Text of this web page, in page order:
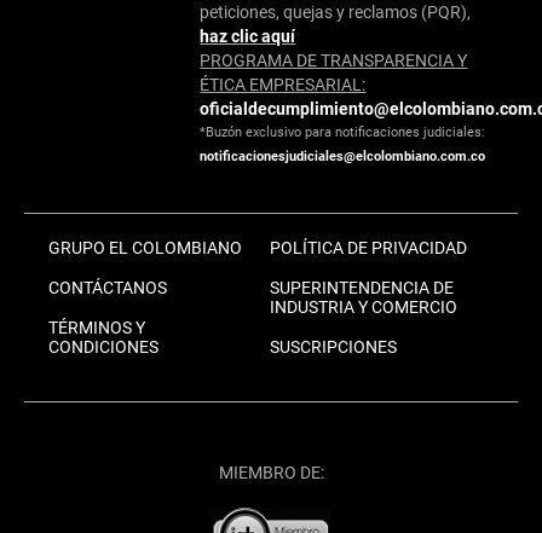
peticiones, quejas y reclamos (PQR),
haz clic aquí
PROGRAMA DE TRANSPARENCIA Y
ÉTICA EMPRESARIAL:
*Buzón exclusivo para notificaciones judiciales:
notificacionesjudiciales@elcolombiano.com.co
GRUPO EL COLOMBIANO
CONTÁCTANOS
TÉRMINOS Y
CONDICIONES
POLÍTICA DE PRIVACIDAD
SUPERINTENDENCIA DE
INDUSTRIA Y COMERCIO
SUSCRIPCIONES
MIEMBRO DE: